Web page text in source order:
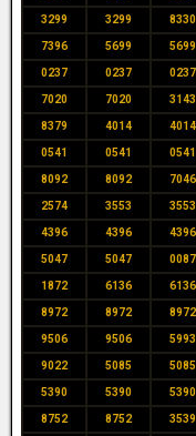
3299 3299 8330
7396 5699 5699
0237 0237 0237
7020 7020 3143
8379 4014 4014
0541 0541 0541
8092 8092 7046
2574 3553 3553
4396 4396 4396
5047 5047 0087
1872 6136 6136
8972 8972 8972
9506 9506 5993
9022 5085 5085
5390 5390 5390
8752 8752 3539